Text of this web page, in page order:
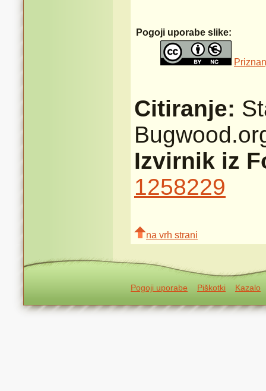
Pogoji uporabe slike:
Citiranje:
Izvirnik iz
1258229
na vrh strani
Pogoji uporabe Piškotki Kazalo